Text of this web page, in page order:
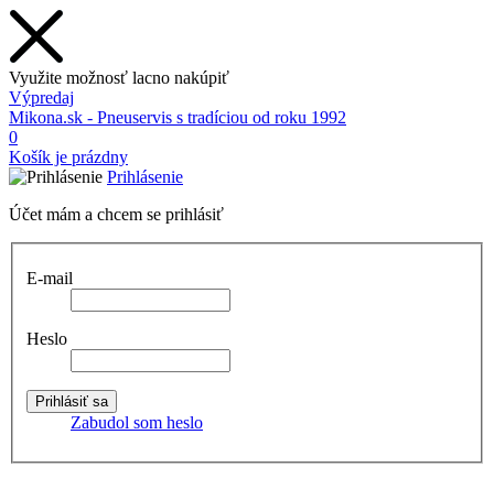
Využite možnosť lacno nakúpiť
Výpredaj
Mikona.sk - Pneuservis s tradíciou od roku 1992
0
Košík je prázdny
Prihlásenie
Účet mám a chcem se prihlásiť
E-mail
Heslo
Zabudol som heslo